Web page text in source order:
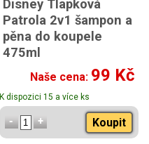
Disney Tlapková
Patrola 2v1 šampon a
pěna do koupele
475ml
Naše cena: 99 Kč
K dispozici 15 a více ks
Koupit